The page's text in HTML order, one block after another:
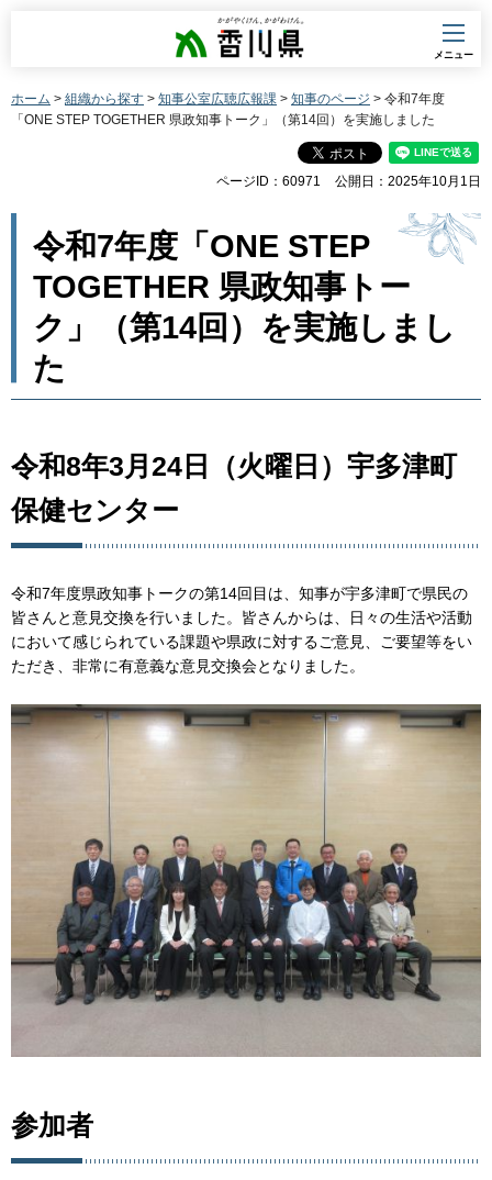
香川県
メニュー
ホーム > 組織から探す > 知事公室広聴広報課 > 知事のページ > 令和7年度
「ONE STEP TOGETHER 県政知事トーク」（第14回）を実施しました
ページID：60971 公開日：2025年10月1日
令和7年度「ONE STEP
TOGETHER 県政知事トー
ク」（第14回）を実施しまし
た
令和8年3月24日（火曜日）宇多津町
保健センター
令和7年度県政知事トークの第14回目は、知事が宇多津町で県民の
皆さんと意見交換を行いました。皆さんからは、日々の生活や活動
において感じられている課題や県政に対するご意見、ご要望等をい
ただき、非常に有意義な意見交換会となりました。
参加者